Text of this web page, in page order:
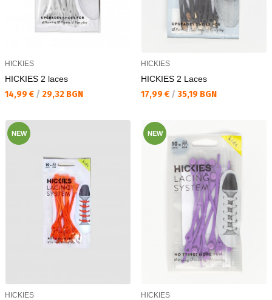
HICKIES
HICKIES 2 laces
Текуща цена:
14,99 € / 29,32 BGN
HICKIES
HICKIES 2 Laces
Текуща цена:
17,99 € / 35,19 BGN
NEW
HICKIES
NEW
HICKIES